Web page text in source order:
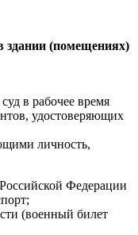
здании (помещениях)
в рабочее время
удостоверяющих
личность,
Федерации
(военный билет